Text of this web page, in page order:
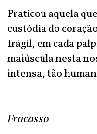
Praticou aquela
custódia do
frágil, em cada
maiúscula nesta
intensa, tão
Fracasso